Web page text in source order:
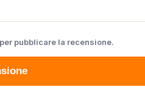
pubblicare la recensione.